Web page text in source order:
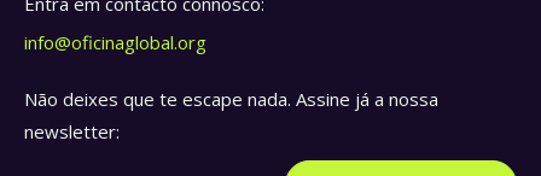
info@oficinaglobal.org
Não deixes que te escape nada. Assine já a nossa
newsletter: